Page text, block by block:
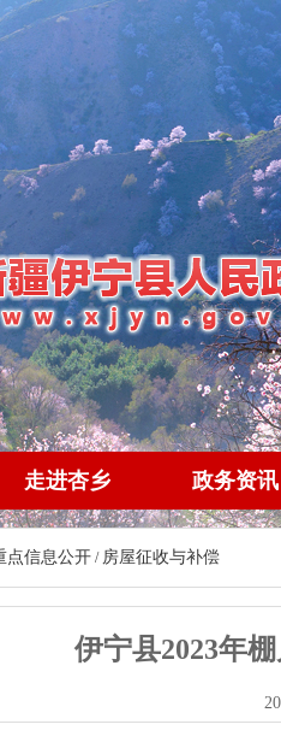
走进杏乡 政务资讯
点信息公开 / 房屋征收与补偿
伊宁县2023年